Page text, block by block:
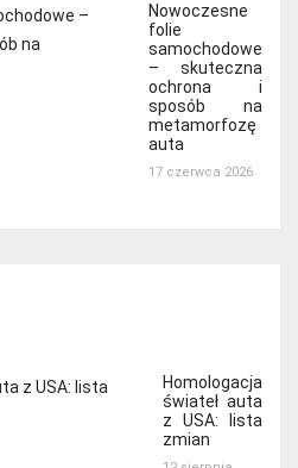
Nowoczesne
folie
samochodowe
– skuteczna
ochrona i
sposób na
metamorfozę
auta
17 czerwca 2026
Homologacja
świateł auta
z USA: lista
zmian